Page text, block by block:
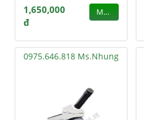
1,650,000
đ
MUA
0975.646.818 Ms.Nhung